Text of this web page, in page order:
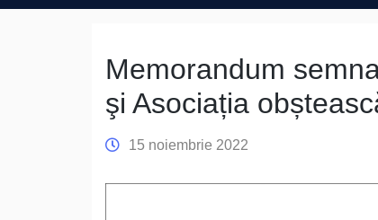
Memorandum
şi Asociația
15 noiembrie 2022